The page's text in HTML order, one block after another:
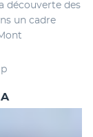
découverte des
un cadre